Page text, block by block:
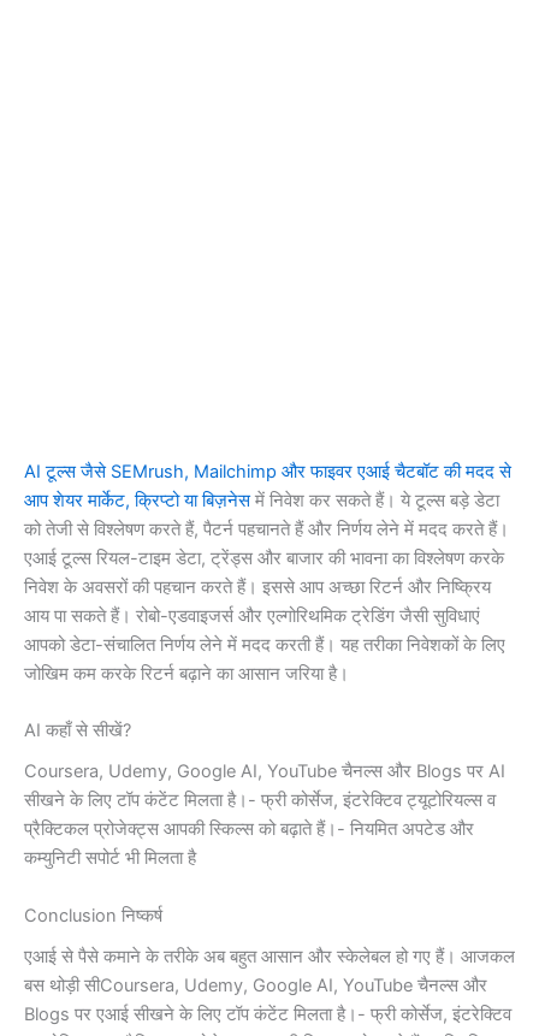
AI टूल्स जैसे SEMrush, Mailchimp और फाइवर एआई चैटबॉट की मदद से
आप शेयर मार्केट, क्रिप्टो या बिज़नेसमें निवेश कर सकते हैं। ये टूल्स बड़े डेटा
को तेजी से विश्लेषण करते हैं, पैटर्न पहचानते हैं और निर्णय लेने में मदद करते हैं।
एआई टूल्स रियल-टाइम डेटा, ट्रेंड्स और बाजार की भावना का विश्लेषण करके
निवेश के अवसरों की पहचान करते हैं। इससे आप अच्छा रिटर्न और निष्क्रिय
आय पा सकते हैं। रोबो-एडवाइजर्स और एल्गोरिथमिक ट्रेडिंग जैसी सुविधाएं
आपको डेटा-संचालित निर्णय लेने में मदद करती हैं। यह तरीका निवेशकों के लिए
जोखिम कम करके रिटर्न बढ़ाने का आसान जरिया है।
AI कहाँ से सीखें?
Coursera, Udemy, Google AI, YouTube चैनल्स और Blogs पर AI
सीखने के लिए टॉप कंटेंट मिलता है।- फ्री कोर्सेज, इंटरेक्टिव ट्यूटोरियल्स व
प्रैक्टिकल प्रोजेक्ट्स आपकी स्किल्स को बढ़ाते हैं।- नियमित अपटेड और
कम्युनिटी सपोर्ट भी मिलता है
Conclusion निष्कर्ष
एआई से पैसे कमाने के तरीके अब बहुत आसान और स्केलेबल हो गए हैं। आजकल
बस थोड़ी सीCoursera, Udemy, Google AI, YouTube चैनल्स और
Blogs पर एआई सीखने के लिए टॉप कंटेंट मिलता है।- फ्री कोर्सेज, इंटरेक्टिव